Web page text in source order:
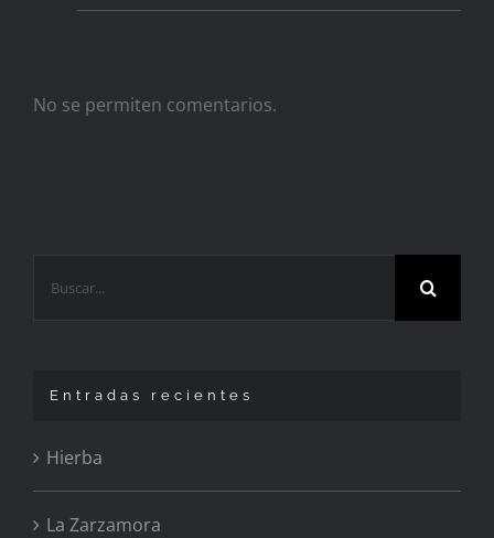
No se permiten comentarios.
Entradas recientes
Hierba
La Zarzamora